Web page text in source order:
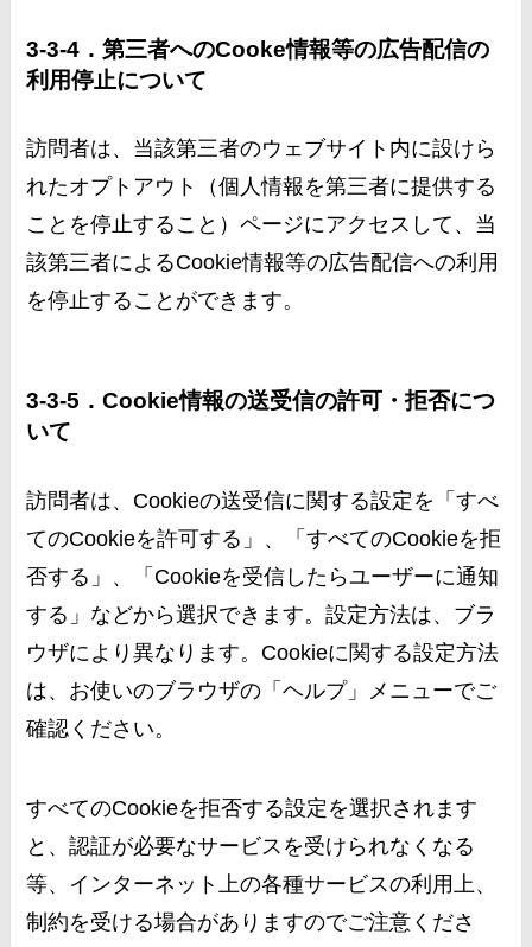
3-3-4．第三者へのCooke情報等の広告配信の
利用停止について
訪問者は、当該第三者のウェブサイト内に設けら
れたオプトアウト（個人情報を第三者に提供する
ことを停止すること）ページにアクセスして、当
該第三者によるCookie情報等の広告配信への利用
を停止することができます。
3-3-5．Cookie情報の送受信の許可・拒否につ
いて
訪問者は、Cookieの送受信に関する設定を「すべ
てのCookieを許可する」、「すべてのCookieを拒
否する」、「Cookieを受信したらユーザーに通知
する」などから選択できます。設定方法は、ブラ
ウザにより異なります。Cookieに関する設定方法
は、お使いのブラウザの「ヘルプ」メニューでご
確認ください。
すべてのCookieを拒否する設定を選択されます
と、認証が必要なサービスを受けられなくなる
等、インターネット上の各種サービスの利用上、
制約を受ける場合がありますのでご注意くださ